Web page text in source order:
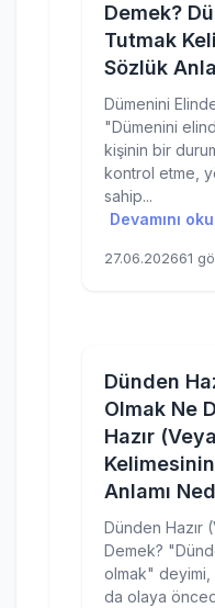
Demek?
Tutmak
Sözlük
Dümenini
"Dümenini
kişinin bir
kontrol etme,
sahip...
Devamını
27.06.202661
Dünden
Olmak Ne
Hazır
Anlamı
Dünden Hazır
Demek?
olmak" deyimi,
da olaya